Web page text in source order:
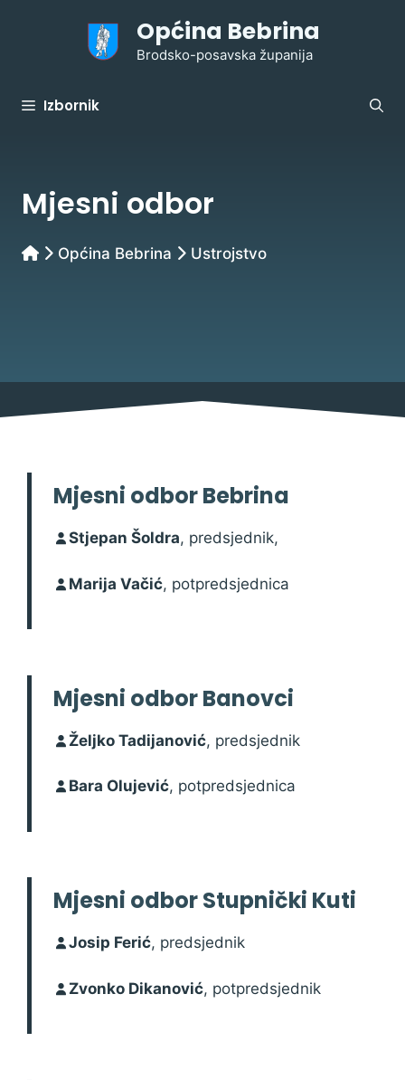
Općina Bebrina
Brodsko-posavska županija
Izbornik
Mjesni odbor
Općina Bebrina Ustrojstvo
Mjesni odbor Bebrina
Stjepan Šoldra, predsjednik,
Marija Vačić, potpredsjednica
Mjesni odbor Banovci
Željko Tadijanović, predsjednik
Bara Olujević, potpredsjednica
Mjesni odbor Stupnički Kuti
Josip Ferić, predsjednik
Zvonko Dikanović, potpredsjednik